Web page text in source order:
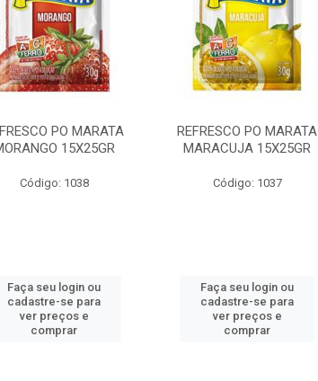
PO MARATA
15X25GR
Código: 1038
Faça seu login ou
cadastre-se para
ver preços e
comprar
REFRESCO PO MARATA
MARACUJA 15X25GR
Código: 1037
Faça seu login ou
cadastre-se para
ver preços e
comprar